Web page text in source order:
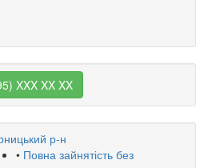
XXX XX XX
р-н
• Повна зайнятість без